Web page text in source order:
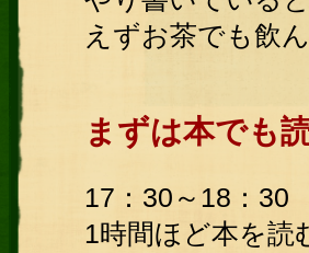
えずお茶でも飲
まずは本でも
17：30～18：30
1時間ほど本を